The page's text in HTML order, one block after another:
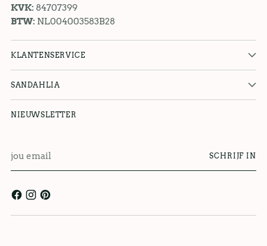
KVK: 84707399
BTW: NL004003583B28
KLANTENSERVICE
SANDAHLIA
NIEUWSLETTER
email
SCHRIJF IN